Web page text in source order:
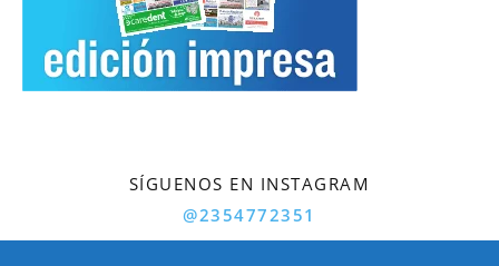
SÍGUENOS EN INSTAGRAM
@2354772351